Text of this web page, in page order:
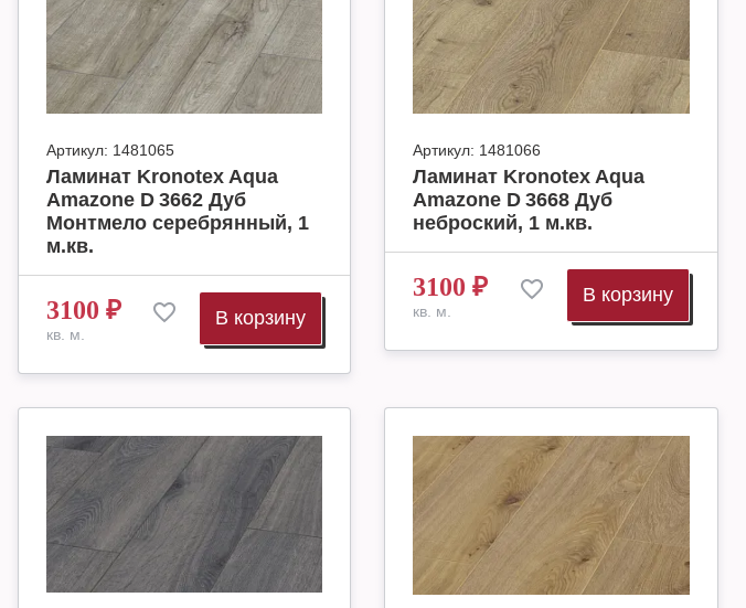
Артикул: 1481065
Ламинат Kronotex Aqua
Amazone D 3662 Дуб
Монтмело серебрянный, 1
м.кв.
3100 ₽
кв. м.
В корзину
Артикул: 1481066
Ламинат Kronotex Aqua
Amazone D 3668 Дуб
неброский, 1 м.кв.
3100 ₽
кв. м.
В корзину